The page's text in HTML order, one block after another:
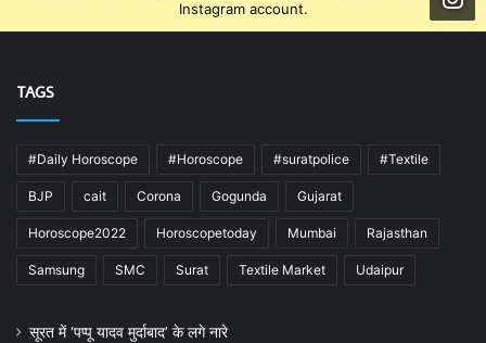
Instagram account.
TAGS
#Daily Horoscope #Horoscope #suratpolice #Textile
BJP cait Corona Gogunda Gujarat
Horoscope2022 Horoscopetoday Mumbai Rajasthan
Samsung SMC Surat Textile Market Udaipur
सूरत में ‘पप्पू यादव मुर्दाबाद’ के लगे नारे